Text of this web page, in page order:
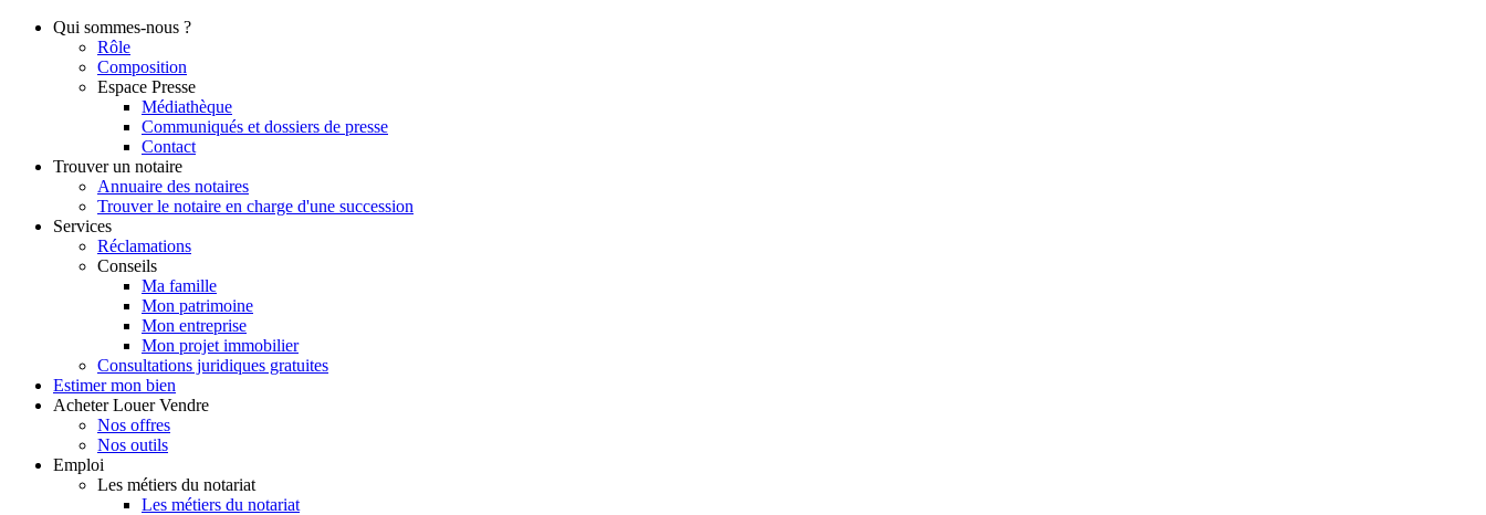
Qui sommes-nous ?
Rôle
Composition
Espace Presse
Médiathèque
Communiqués et dossiers de presse
Contact
Trouver un notaire
Annuaire des notaires
Trouver le notaire en charge d'une succession
Services
Réclamations
Conseils
Ma famille
Mon patrimoine
Mon entreprise
Mon projet immobilier
Consultations juridiques gratuites
Estimer mon bien
Acheter Louer Vendre
Nos offres
Nos outils
Emploi
Les métiers du notariat
Les métiers du notariat